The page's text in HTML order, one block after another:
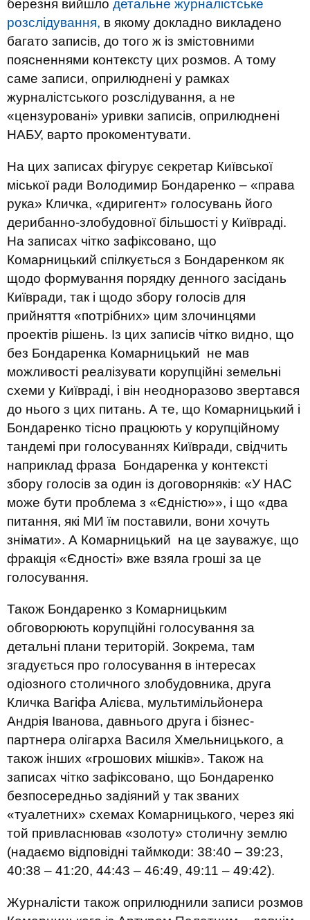
березня вийшло детальне журналістське
розслідування, в якому докладно викладено
багато записів, до того ж із змістовними
поясненнями контексту цих розмов. А тому
саме записи, оприлюднені у рамках
журналістського розслідування, а не
«цензуровані» уривки записів, оприлюднені
НАБУ, варто прокоментувати.
На цих записах фігурує секретар Київської
міської ради Володимир Бондаренко – «права
рука» Кличка, «диригент» голосувань його
дерибанно-злобудовної більшості у Київраді.
На записах чітко зафіксовано, що
Комарницький спілкується з Бондаренком як
щодо формування порядку денного засідань
Київради, так і щодо збору голосів для
прийняття «потрібних» цим злочинцями
проектів рішень. Із цих записів чітко видно, що
без Бондаренка Комарницький не мав
можливості реалізувати корупційні земельні
схеми у Київраді, і він неодноразово звертався
до нього з цих питань. А те, що Комарницький і
Бондаренко тісно працюють у корупційному
тандемі при голосуваннях Київради, свідчить
наприклад фраза Бондаренка у контексті
збору голосів за один із договорняків: «У НАС
може бути проблема з «Єдністю»», і що «два
питання, які МИ їм поставили, вони хочуть
знімати». А Комарницький на це зауважує, що
фракція «Єдності» вже взяла гроші за це
голосування.
Також Бондаренко з Комарницьким
обговорюють корупційні голосування за
детальні плани територій. Зокрема, там
згадується про голосування в інтересах
одіозного столичного злобудовника, друга
Кличка Вагіфа Алієва, мультимільйонера
Андрія Іванова, давнього друга і бізнес-
партнера олігарха Василя Хмельницького, а
також інших «грошових мішків». Також на
записах чітко зафіксовано, що Бондаренко
безпосередньо задіяний у так званих
«туалетних» схемах Комарницького, через які
той привласнював «золоту» столичну землю
(надаємо відповідні таймкоди: 38:40 – 39:23,
40:38 – 41:20, 44:43 – 46:49, 49:11 – 49:42).
Журналісти також оприлюднили записи розмов